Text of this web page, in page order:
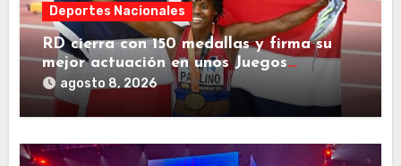
Deportes Nacionales
RD cierra con 150 medallas y firma su
mejor actuación en unos Juegos
Centroamericanos
agosto 8, 2026